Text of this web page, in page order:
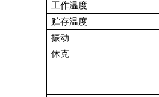
工作温度
贮存温度
振动
休克